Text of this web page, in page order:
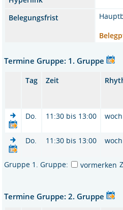
Belegungsfrist
Termine Gruppe: 1. Gruppe
Tag Zeit
Do. 11:30 bis 13:00 woch
Do. 11:30 bis 13:00 woch
Gruppe 1. Gruppe: vormerken
Termine Gruppe: 2. Gruppe